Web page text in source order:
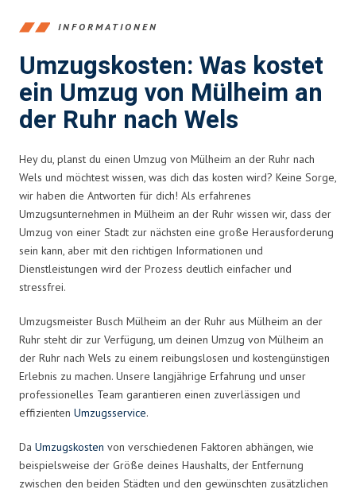
INFORMATIONEN
Umzugskosten: Was kostet
ein Umzug von Mülheim an
der Ruhr nach Wels
Hey du, planst du einen Umzug von Mülheim an der Ruhr nach
Wels und möchtest wissen, was dich das kosten wird? Keine Sorge,
wir haben die Antworten für dich! Als erfahrenes
Umzugsunternehmen in Mülheim an der Ruhr wissen wir, dass der
Umzug von einer Stadt zur nächsten eine große Herausforderung
sein kann, aber mit den richtigen Informationen und
Dienstleistungen wird der Prozess deutlich einfacher und
stressfrei.
Umzugsmeister Busch Mülheim an der Ruhr aus Mülheim an der
Ruhr steht dir zur Verfügung, um deinen Umzug von Mülheim an
der Ruhr nach Wels zu einem reibungslosen und kostengünstigen
Erlebnis zu machen. Unsere langjährige Erfahrung und unser
professionelles Team garantieren einen zuverlässigen und
effizienten Umzugsservice.
Da Umzugskosten von verschiedenen Faktoren abhängen, wie
beispielsweise der Größe deines Haushalts, der Entfernung
zwischen den beiden Städten und den gewünschten zusätzlichen